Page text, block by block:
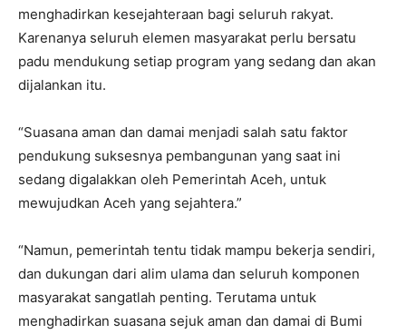
menghadirkan kesejahteraan bagi seluruh rakyat.
Karenanya seluruh elemen masyarakat perlu bersatu
padu mendukung setiap program yang sedang dan akan
dijalankan itu.
“Suasana aman dan damai menjadi salah satu faktor
pendukung suksesnya pembangunan yang saat ini
sedang digalakkan oleh Pemerintah Aceh, untuk
mewujudkan Aceh yang sejahtera.”
“Namun, pemerintah tentu tidak mampu bekerja sendiri,
dan dukungan dari alim ulama dan seluruh komponen
masyarakat sangatlah penting. Terutama untuk
menghadirkan suasana sejuk aman dan damai di Bumi